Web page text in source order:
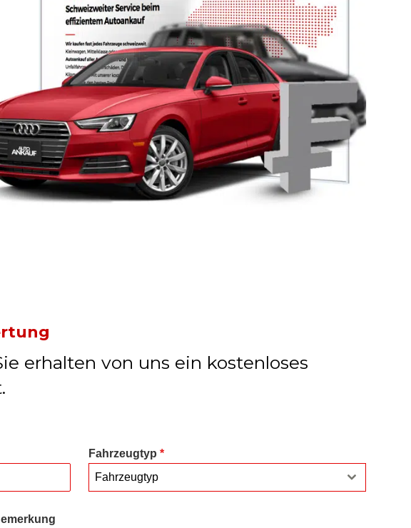
erhalten von uns ein kostenloses
Fahrzeugtyp *
Fahrzeugtyp